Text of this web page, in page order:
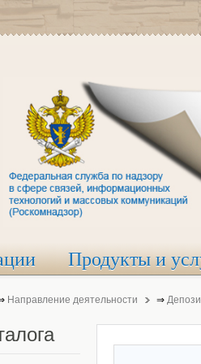
Продукты и
Направление деятельности ⇒